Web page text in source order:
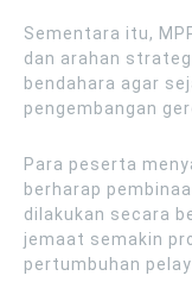
Sementara itu,
dan arahan
bendahara agar
pengembangan
Para peserta
berharap
dilakukan secara
jemaat semakin
pertumbuhan